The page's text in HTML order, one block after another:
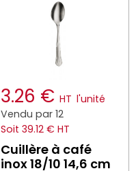
3.26 € HT l'unité
Vendu par 12
Soit 39.12 € HT
Cuillère à café
inox 18/10 14,6 cm